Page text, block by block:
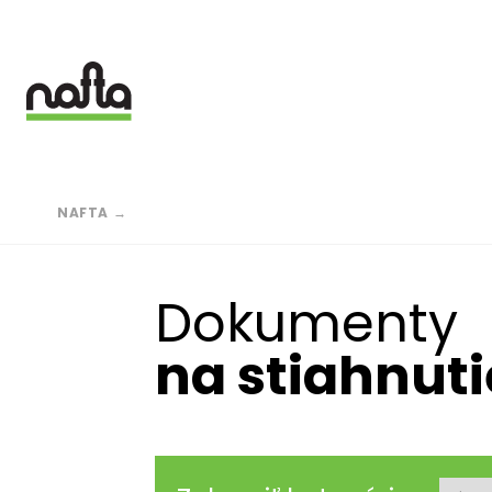
hlavný
obsah
Breadcrumb
NAFTA →
Dokumenty
na